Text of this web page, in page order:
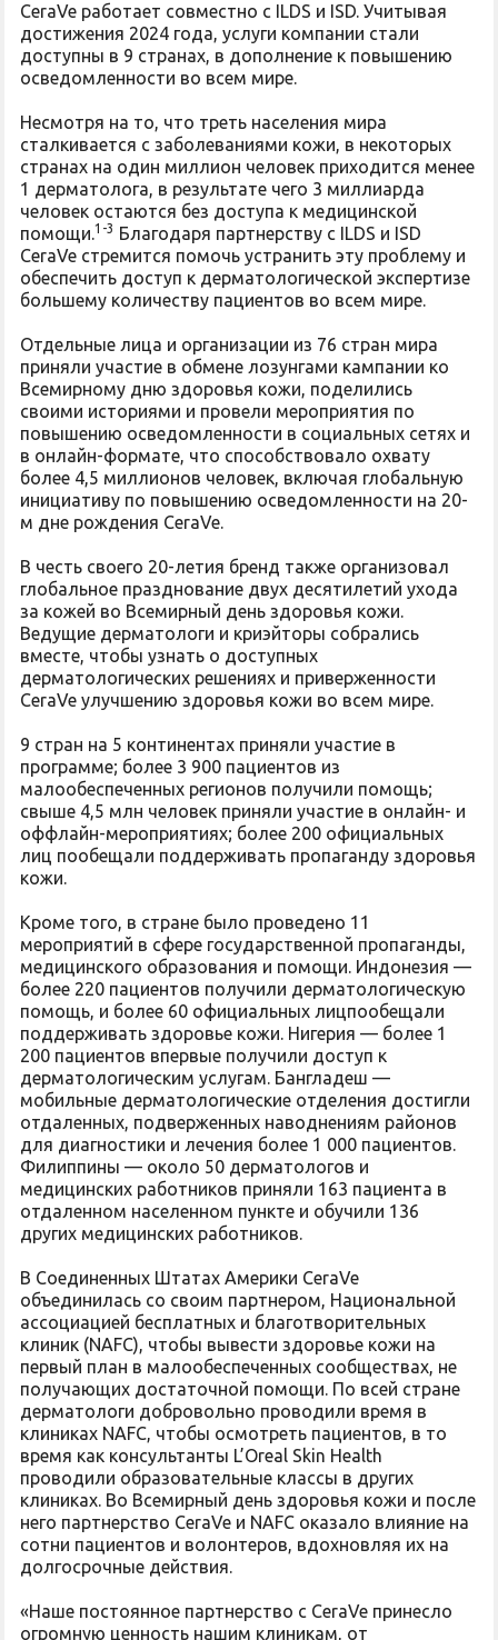
CeraVe работает совместно с ILDS и ISD. Учитывая
достижения 2024 года, услуги компании стали
доступны в 9 странах, в дополнение к повышению
осведомленности во всем мире.
Несмотря на то, что треть населения мира
сталкивается с заболеваниями кожи, в некоторых
странах на один миллион человек приходится менее
1 дерматолога, в результате чего 3 миллиарда
человек остаются без доступа к медицинской
помощи.1-3 Благодаря партнерству с ILDS и ISD
CeraVe стремится помочь устранить эту проблему и
обеспечить доступ к дерматологической экспертизе
большему количеству пациентов во всем мире.
Отдельные лица и организации из 76 стран мира
приняли участие в обмене лозунгами кампании ко
Всемирному дню здоровья кожи, поделились
своими историями и провели мероприятия по
повышению осведомленности в социальных сетях и
в онлайн-формате, что способствовало охвату
более 4,5 миллионов человек, включая глобальную
инициативу по повышению осведомленности на 20-
м дне рождения CeraVe.
В честь своего 20-летия бренд также организовал
глобальное празднование двух десятилетий ухода
за кожей во Всемирный день здоровья кожи.
Ведущие дерматологи и криэйторы собрались
вместе, чтобы узнать о доступных
дерматологических решениях и приверженности
CeraVe улучшению здоровья кожи во всем мире.
9 стран на 5 континентах приняли участие в
программе; более 3 900 пациентов из
малообеспеченных регионов получили помощь;
свыше 4,5 млн человек приняли участие в онлайн- и
оффлайн-мероприятиях; более 200 официальных
лиц пообещали поддерживать пропаганду здоровья
кожи.
Кроме того, в стране было проведено 11
мероприятий в сфере государственной пропаганды,
медицинского образования и помощи. Индонезия —
более 220 пациентов получили дерматологическую
помощь, и более 60 официальных лицпообещали
поддерживать здоровье кожи. Нигерия — более 1
200 пациентов впервые получили доступ к
дерматологическим услугам. Бангладеш —
мобильные дерматологические отделения достигли
отдаленных, подверженных наводнениям районов
для диагностики и лечения более 1 000 пациентов.
Филиппины — около 50 дерматологов и
медицинских работников приняли 163 пациента в
отдаленном населенном пункте и обучили 136
других медицинских работников.
В Соединенных Штатах Америки CeraVe
объединилась со своим партнером, Национальной
ассоциацией бесплатных и благотворительных
клиник (NAFC), чтобы вывести здоровье кожи на
первый план в малообеспеченных сообществах, не
получающих достаточной помощи. По всей стране
дерматологи добровольно проводили время в
клиниках NAFC, чтобы осмотреть пациентов, в то
время как консультанты L’Oreal Skin Health
проводили образовательные классы в других
клиниках. Во Всемирный день здоровья кожи и после
него партнерство CeraVe и NAFC оказало влияние на
сотни пациентов и волонтеров, вдохновляя их на
долгосрочные действия.
«Наше постоянное партнерство с CeraVe принесло
огромную ценность нашим клиникам, от